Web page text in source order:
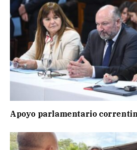
Apoyo parlamentario